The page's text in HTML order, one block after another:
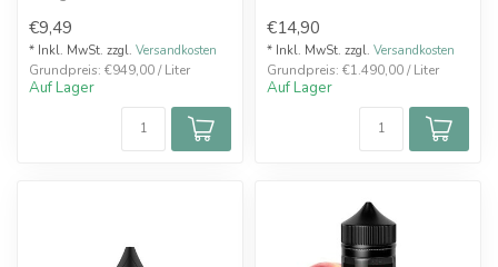
Beso...
€9,49
* Inkl. MwSt. zzgl. Versandkosten
Grundpreis: €949,00 / Liter
Auf Lager
€14,90
* Inkl. MwSt. zzgl. Versandkosten
Grundpreis: €1.490,00 / Liter
Auf Lager